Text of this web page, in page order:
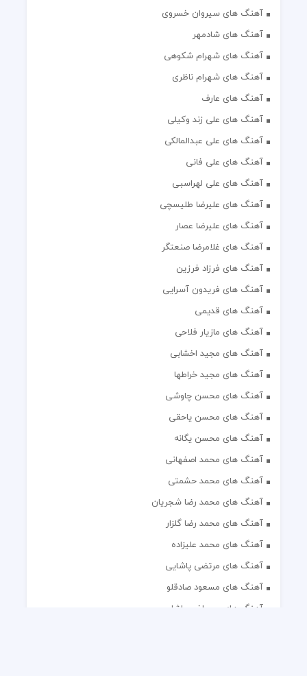
آهنگ های سیروان خسروی
آهنگ های شادمهر
آهنگ های شهرام شکوهی
آهنگ های شهرام ناظری
آهنگ های عارف
آهنگ های علی زند وکیلی
آهنگ های علی عبدالمالکی
آهنگ های علی فانی
آهنگ های علی لهراسبی
آهنگ های علیرضا طلیسچی
آهنگ های علیرضا عصار
آهنگ های غلامرضا صنعتگر
آهنگ های فرزاد فرزین
آهنگ های فریدون آسرایی
آهنگ های قدیمی
آهنگ های مازیار فلاحی
آهنگ های مجید اخشابی
آهنگ های مجید خراطها
آهنگ های محسن چاوشی
آهنگ های محسن یاحقی
آهنگ های محسن یگانه
آهنگ های محمد اصفهانی
آهنگ های محمد حشمتی
آهنگ های محمد رضا شجریان
آهنگ های محمد رضا گلزار
آهنگ های محمد علیزاده
آهنگ های مرتضی پاشایی
آهنگ های مسعود صادقلو
آهنگ های مصطفی پاشایی